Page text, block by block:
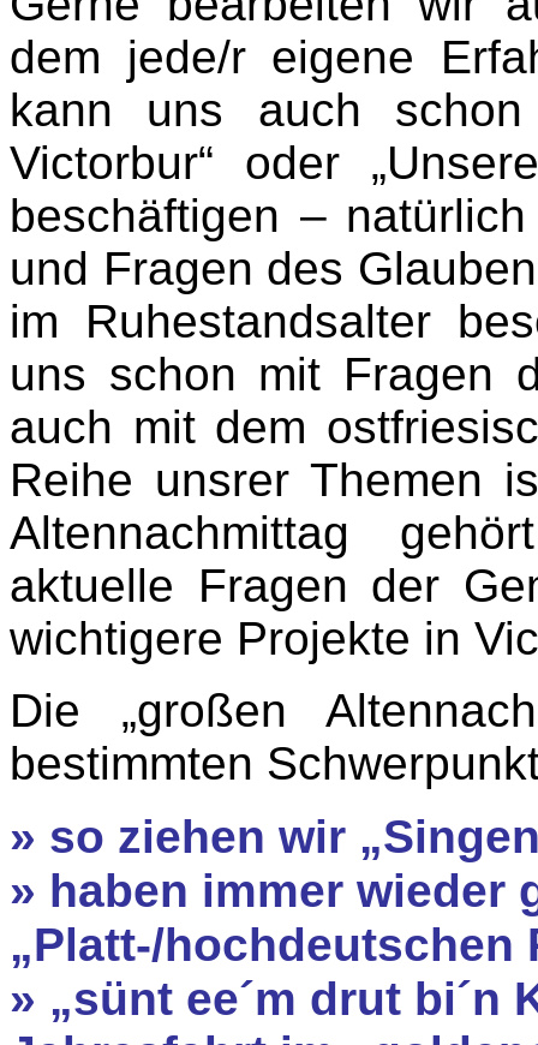
dem jede/r eigene
kann uns auch
Victorbur“ oder
beschäftigen –
und Fragen des
im Ruhestandsalter
uns schon mit Fragen
auch mit dem
Reihe unsrer Themen
Altennachmittag
aktuelle Fragen der
wichtigere Projekte in
Die „großen
bestimmten
» so ziehen wir
» haben immer wieder
„Platt-/hochdeutschen
» „sünt ee´m drut bi´n